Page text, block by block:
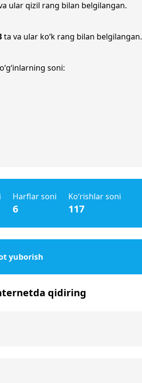
ular qizil rang bilan belgilangan.
ta va ular ko‘k rang bilan belgilangan.
soni:
Harflar soni
6
Ko‘rishlar soni
117
yuborish
qidiring